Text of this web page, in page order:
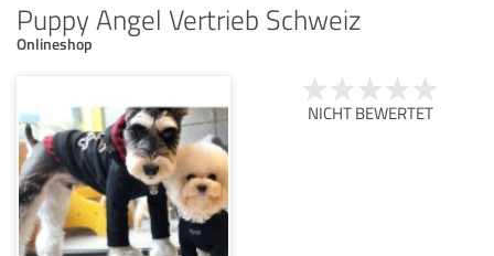
Puppy Angel Vertrieb Schweiz
Onlineshop
NICHT BEWERTET